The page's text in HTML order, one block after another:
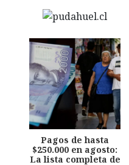
Pagos de hasta
$250.000 en agosto:
La lista completa de